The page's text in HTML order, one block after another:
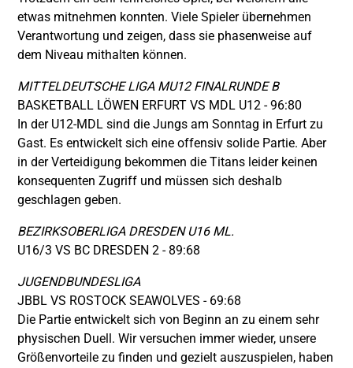
etwas mitnehmen konnten. Viele Spieler übernehmen
Verantwortung und zeigen, dass sie phasenweise auf
dem Niveau mithalten können.
MITTELDEUTSCHE LIGA MU12 FINALRUNDE B
BASKETBALL LÖWEN ERFURT VS MDL U12 - 96:80
In der U12-MDL sind die Jungs am Sonntag in Erfurt zu
Gast. Es entwickelt sich eine offensiv solide Partie. Aber
in der Verteidigung bekommen die Titans leider keinen
konsequenten Zugriff und müssen sich deshalb
geschlagen geben.
BEZIRKSOBERLIGA DRESDEN U16 ML.
U16/3 VS BC DRESDEN 2 - 89:68
JUGENDBUNDESLIGA
JBBL VS ROSTOCK SEAWOLVES - 69:68
Die Partie entwickelt sich von Beginn an zu einem sehr
physischen Duell. Wir versuchen immer wieder, unsere
Größenvorteile zu finden und gezielt auszuspielen, haben